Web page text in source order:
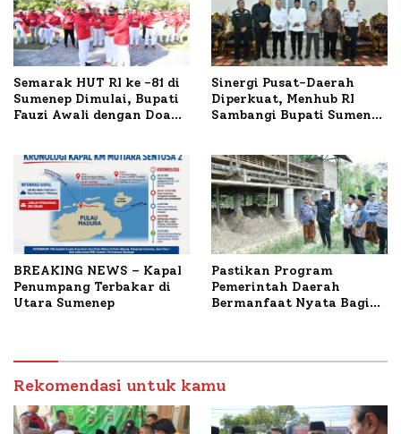
Semarak HUT RI ke -81 di
Sumenep Dimulai, Bupati
Fauzi Awali dengan Doa
Sinergi Pusat-Daerah
Diperkuat, Menhub RI
Sambangi Bupati Sumenep
BREAKING NEWS – Kapal
Penumpang Terbakar di
Utara Sumenep
Pastikan Program
Pemerintah Daerah
Bermanfaat Nyata Bagi
Petelur di Desa Bataal
Timur
Rekomendasi untuk kamu